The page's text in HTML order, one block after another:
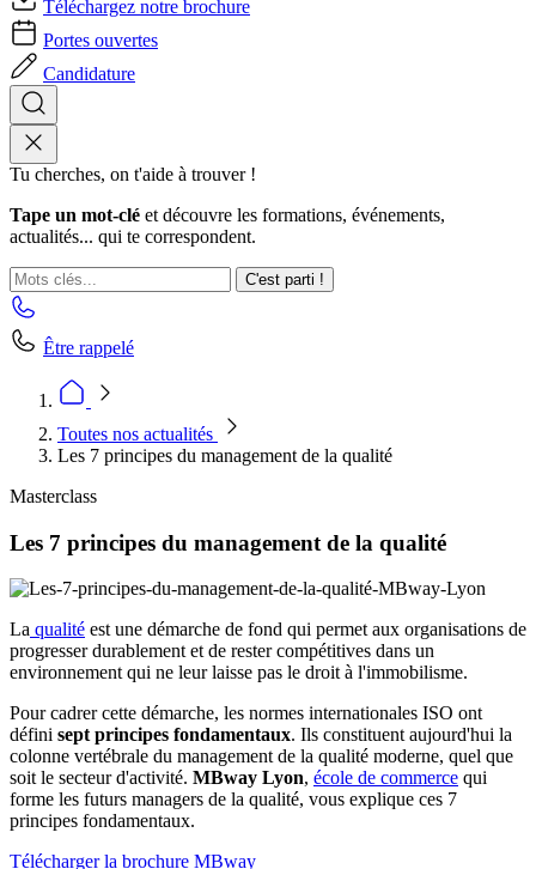
Téléchargez notre brochure
Portes ouvertes
Candidature
Tu cherches, on t'aide à trouver !
Tape un mot-clé et découvre les formations, événements,
actualités... qui te correspondent.
C'est parti !
Être rappelé
Toutes nos actualités
Les 7 principes du management de la qualité
Masterclass
Les 7 principes du management de la qualité
La qualité est une démarche de fond qui permet aux organisations de
progresser durablement et de rester compétitives dans un
environnement qui ne leur laisse pas le droit à l'immobilisme.
Pour cadrer cette démarche, les normes internationales ISO ont
défini sept principes fondamentaux. Ils constituent aujourd'hui la
colonne vertébrale du management de la qualité moderne, quel que
soit le secteur d'activité. MBway Lyon, école de commerce qui
forme les futurs managers de la qualité, vous explique ces 7
principes fondamentaux.
Télécharger la brochure MBway